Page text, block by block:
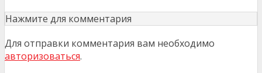
Нажмите для комментария
Для отправки комментария вам необходимо
авторизоваться.